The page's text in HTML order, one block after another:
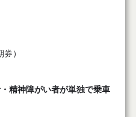
）
精神障がい者が単独で乗車